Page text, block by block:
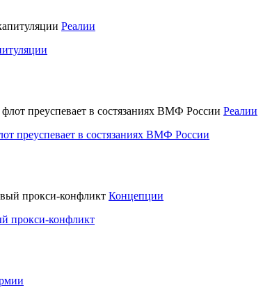
Реалии
Реалии
преуспевает в состязаниях ВМФ России
Концепции
прокси-конфликт